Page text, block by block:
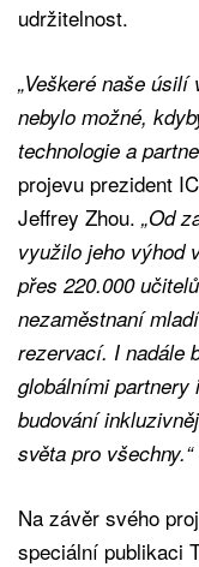
udržitelnost.
„Veškeré naše
nebylo možné,
technologie a
projevu prezident
Jeffrey Zhou. „Od
využilo jeho výhod
přes 220.000
nezaměstnaní
rezervací. I nadále
globálními partnery
budování
světa pro všechny.“
Na závěr svého
speciální publikaci